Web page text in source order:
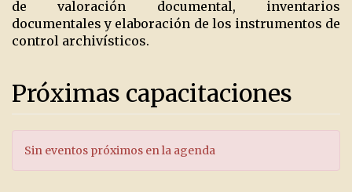
de valoración documental, inventarios
documentales y elaboración de los instrumentos de
control archivísticos.
Próximas capacitaciones
Sin eventos próximos en la agenda